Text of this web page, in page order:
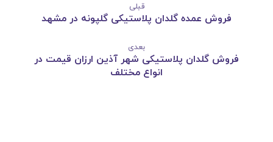
قبلی
فروش عمده گلدان پلاستیکی گلپونه در مشهد
بعدی
فروش گلدان پلاستیکی شهر آذین ارزان قیمت در
انواع مختلف